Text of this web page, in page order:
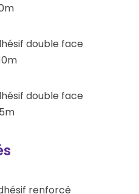
double face
double face
renforcé